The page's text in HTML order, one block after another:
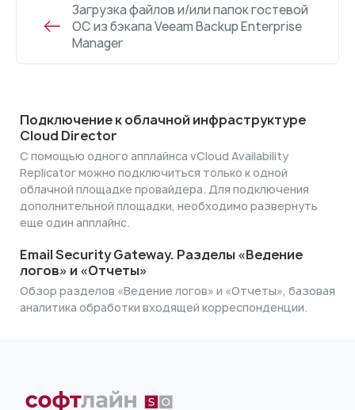
Загрузка файлов и/или папок гостевой
ОС из бэкапа Veeam Backup Enterprise
Manager
Подключение к облачной инфраструктуре
Cloud Director
С помощью одного апплайнса vCloud Availability
Replicator можно подключиться только к одной
облачной площадке провайдера. Для подключения
дополнительной площадки, необходимо развернуть
еще один апплайнс.
Email Security Gateway. Разделы «Ведение
логов» и «Отчеты»
Обзор разделов «Ведение логов» и «Отчеты», базовая
аналитика обработки входящей корреспонденции.